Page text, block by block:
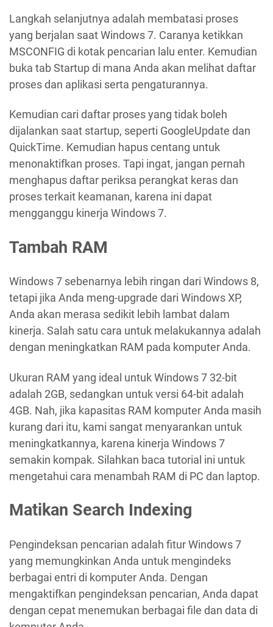
Langkah selanjutnya adalah membatasi proses
yang berjalan saat Windows 7. Caranya ketikkan
MSCONFIG di kotak pencarian lalu enter. Kemudian
buka tab Startup di mana Anda akan melihat daftar
proses dan aplikasi serta pengaturannya.
Kemudian cari daftar proses yang tidak boleh
dijalankan saat startup, seperti GoogleUpdate dan
QuickTime. Kemudian hapus centang untuk
menonaktifkan proses. Tapi ingat, jangan pernah
menghapus daftar periksa perangkat keras dan
proses terkait keamanan, karena ini dapat
mengganggu kinerja Windows 7.
Tambah RAM
Windows 7 sebenarnya lebih ringan dari Windows 8,
tetapi jika Anda meng-upgrade dari Windows XP,
Anda akan merasa sedikit lebih lambat dalam
kinerja. Salah satu cara untuk melakukannya adalah
dengan meningkatkan RAM pada komputer Anda.
Ukuran RAM yang ideal untuk Windows 7 32-bit
adalah 2GB, sedangkan untuk versi 64-bit adalah
4GB. Nah, jika kapasitas RAM komputer Anda masih
kurang dari itu, kami sangat menyarankan untuk
meningkatkannya, karena kinerja Windows 7
semakin kompak. Silahkan baca tutorial ini untuk
mengetahui cara menambah RAM di PC dan laptop.
Matikan Search Indexing
Pengindeksan pencarian adalah fitur Windows 7
yang memungkinkan Anda untuk mengindeks
berbagai entri di komputer Anda. Dengan
mengaktifkan pengindeksan pencarian, Anda dapat
dengan cepat menemukan berbagai file dan data di